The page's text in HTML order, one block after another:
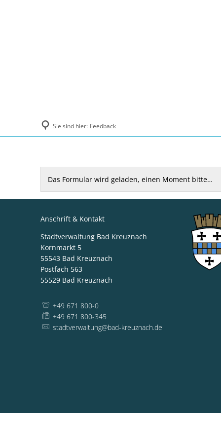
Sie sind hier: Feedback
FeedbackDas Formular wird geladen, einen Moment bitte…
Anschrift & Kontakt
Stadtverwaltung Bad Kreuznach
Kornmarkt 5
55543 Bad Kreuznach
Postfach 563
55529 Bad Kreuznach
+49 671 800-0
+49 671 800-345
stadtverwaltung@bad-kreuznach.de